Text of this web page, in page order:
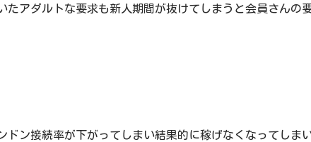
たアダルトな要求も新人期間が抜けてしまうと会員さんの
ドン接続率が下がってしまい結果的に稼げなくなってしま